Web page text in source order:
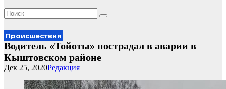
Происшествия
Водитель «Тойоты» пострадал в аварии в
Кыштовском районе
Редакция
Дек 25, 2020